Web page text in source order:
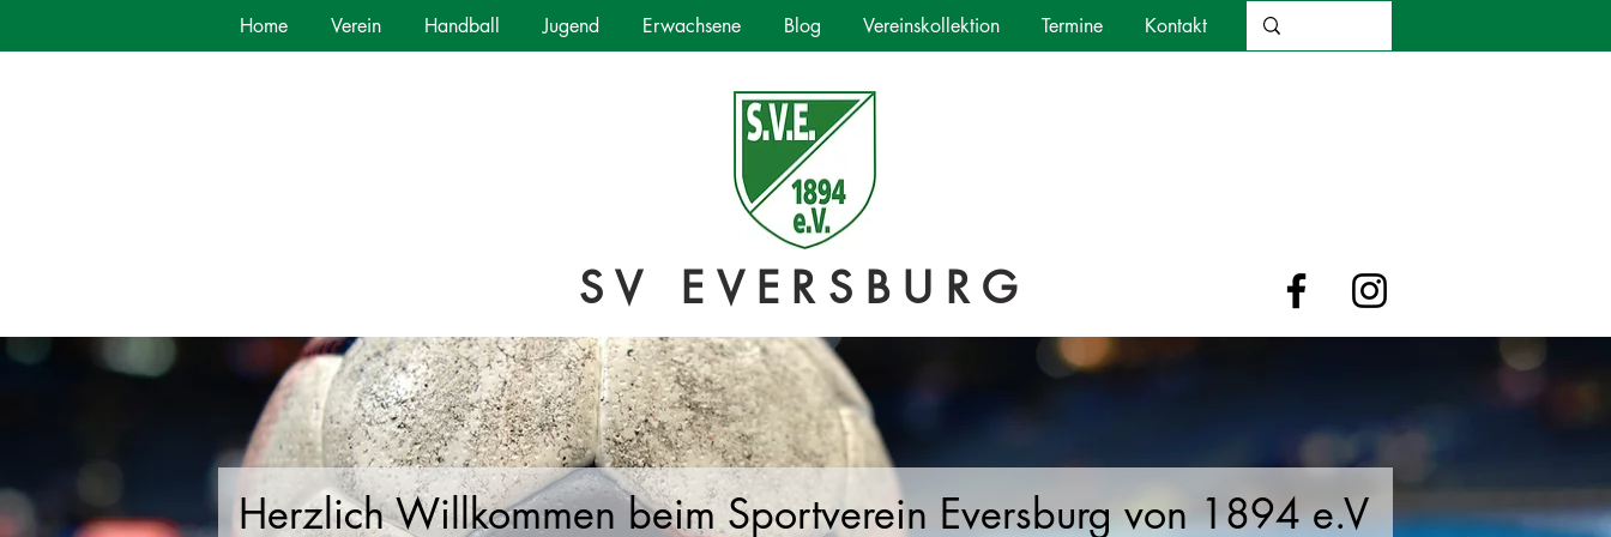
Home Verein Handball Jugend Erwachsene Blog Vereinskollektion Termine Kontakt
SV EVERSBURG
Herzlich Willkommen beim Sportverein Eversburg von 1894 e.V